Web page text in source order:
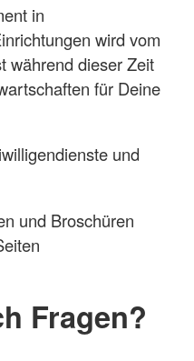
in
wird vom
während dieser Zeit
für Deine
und
und Broschüren
Fragen?